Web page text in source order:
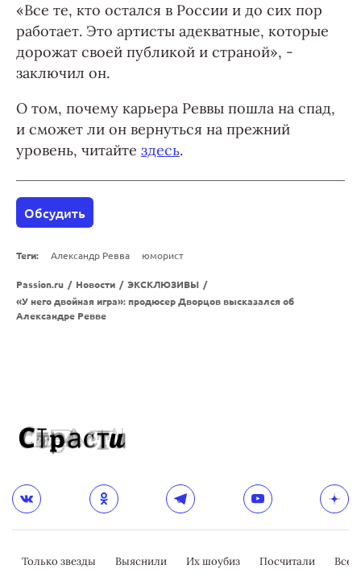
«Все те, кто остался в России и до сих пор
работает. Это артисты адекватные, которые
дорожат своей публикой и страной», -
заключил он.
О том, почему карьера Реввы пошла на спад,
и сможет ли он вернуться на прежний
уровень, читайте здесь.
Обсудить
Теги: Александр Ревва юморист
Passion.ru / Новости / ЭКСКЛЮЗИВЫ /
«У него двойная игра»: продюсер Дворцов высказался об
Александре Ревве
Только звезды Выяснили Их шоубиз Посчитали